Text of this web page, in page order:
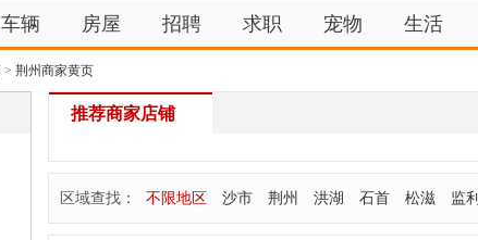
车辆 房屋 招聘 求职 宠物 生活
> 荆州商家黄页
推荐商家店铺
区域查找： 不限地区 沙市 荆州 洪湖 石首 松滋 监利